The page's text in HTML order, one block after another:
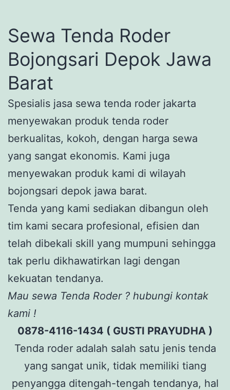
Sewa Tenda Roder
Bojongsari Depok Jawa
Barat
Spesialis jasa sewa tenda roder jakarta
menyewakan produk tenda roder
berkualitas, kokoh, dengan harga sewa
yang sangat ekonomis. Kami juga
menyewakan produk kami di wilayah
bojongsari depok jawa barat.
Tenda yang kami sediakan dibangun oleh
tim kami secara profesional, efisien dan
telah dibekali skill yang mumpuni sehingga
tak perlu dikhawatirkan lagi dengan
kekuatan tendanya.
Mau sewa Tenda Roder ? hubungi kontak
kami !
0878-4116-1434 ( GUSTI PRAYUDHA )
Tenda roder adalah salah satu jenis tenda
yang sangat unik, tidak memiliki tiang
penyangga ditengah-tengah tendanya, hal